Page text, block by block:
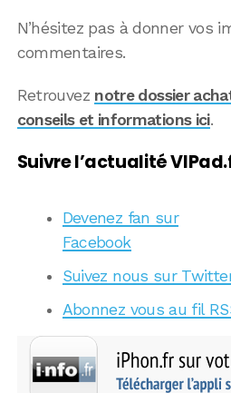
N’hésitez pas à donner vos
commentaires.
Retrouvez notre dossier
conseils et informations ici.
Suivre l’actualité
Devenez fan sur
Facebook
Suivez nous sur
Abonnez vous au fil